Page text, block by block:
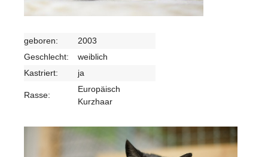
geboren:
2003
Geschlecht:
weiblich
Kastriert:
ja
Rasse:
Europäisch
Kurzhaar